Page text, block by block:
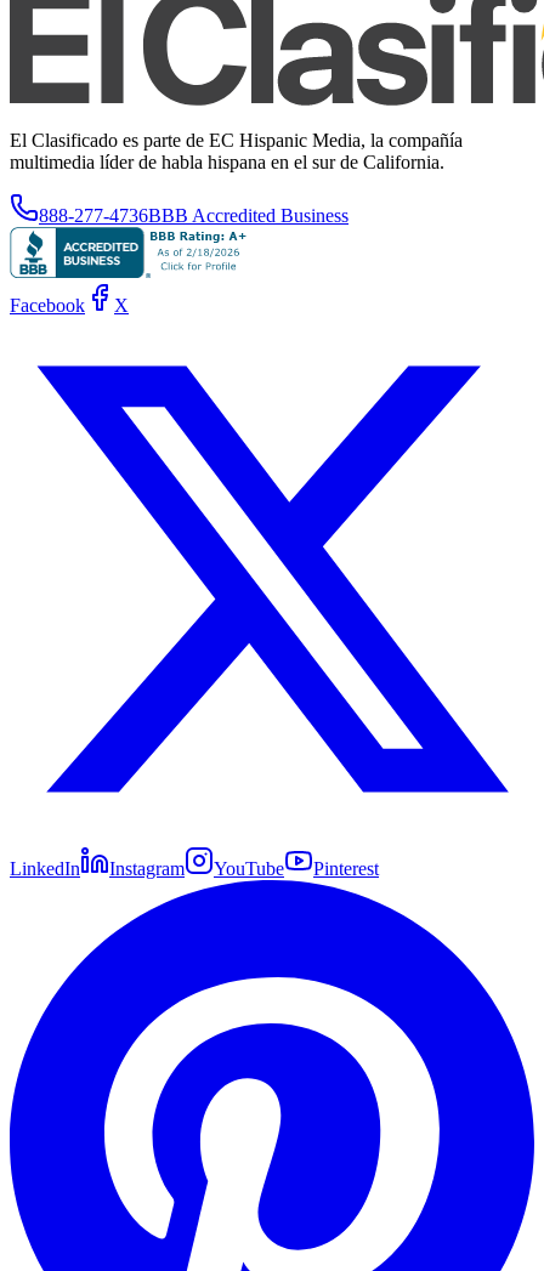
El Clasificado es parte de EC Hispanic Media, la compañía
multimedia líder de habla hispana en el sur de California.
888-277-4736BBB Accredited Business
Facebook X
LinkedIn Instagram YouTube Pinterest